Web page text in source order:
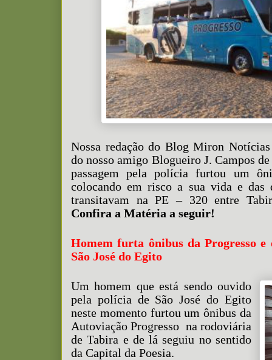
Nossa redação do Blog Miron
do nosso amigo Blogueiro J. Campos
passagem pela polícia furtou um
colocando em risco a sua vida e das
transitavam na PE – 320 entre
Confira a Matéria a seguir!
Homem furta ônibus da Progresso
São José do Egito
Um homem que está sendo ouvido
pela polícia de São José do Egito
neste momento furtou um ônibus da
Autoviação Progresso na rodoviária
de Tabira e de lá seguiu no sentido
da Capital da Poesia.